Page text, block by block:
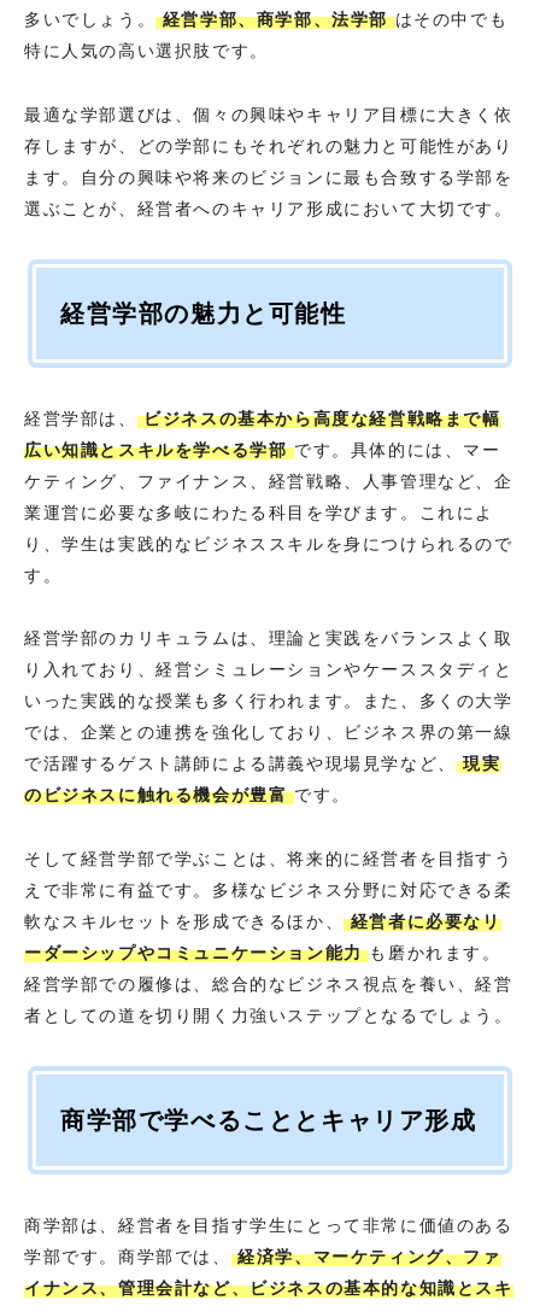
多いでしょう。経営学部、商学部、法学部はその中でも
特に人気の高い選択肢です。
最適な学部選びは、個々の興味やキャリア目標に大きく依
存しますが、どの学部にもそれぞれの魅力と可能性があり
ます。自分の興味や将来のビジョンに最も合致する学部を
選ぶことが、経営者へのキャリア形成において大切です。
経営学部の魅力と可能性
経営学部は、 ビジネスの基本から高度な経営戦略まで幅
広い知識とスキルを学べる学部です。具体的には、マー
ケティング、ファイナンス、経営戦略、人事管理など、企
業運営に必要な多岐にわたる科目を学びます。これによ
り、学生は実践的なビジネススキルを身につけられるので
す。
経営学部のカリキュラムは、理論と実践をバランスよく取
り入れており、経営シミュレーションやケーススタディと
いった実践的な授業も多く行われます。また、多くの大学
では、企業との連携を強化しており、ビジネス界の第一線
で活躍するゲスト講師による講義や現場見学など、 現実
のビジネスに触れる機会が豊富です。
そして経営学部で学ぶことは、将来的に経営者を目指すう
えで非常に有益です。多様なビジネス分野に対応できる柔
軟なスキルセットを形成できるほか、経営者に必要なリ
ーダーシップやコミュニケーション能力も磨かれます。
経営学部での履修は、総合的なビジネス視点を養い、経営
者としての道を切り開く力強いステップとなるでしょう。
商学部で学べることとキャリア形成
商学部は、経営者を目指す学生にとって非常に価値のある
学部です。商学部では、 経済学、マーケティング、ファ
イナンス、管理会計など、ビジネスの基本的な知識とスキ